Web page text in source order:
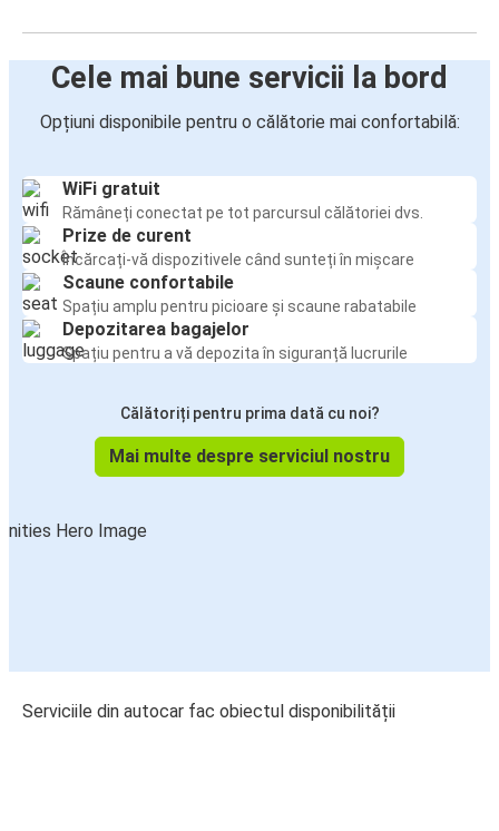
Cele mai bune servicii la bord
Opțiuni disponibile pentru o călătorie mai confortabilă:
WiFi gratuit
Rămâneți conectat pe tot parcursul călătoriei dvs.
Prize de curent
Încărcați-vă dispozitivele când sunteți în mișcare
Scaune confortabile
Spațiu amplu pentru picioare și scaune rabatabile
Depozitarea bagajelor
Spațiu pentru a vă depozita în siguranță lucrurile
Călătoriți pentru prima dată cu noi?
Mai multe despre serviciul nostru
Serviciile din autocar fac obiectul disponibilității